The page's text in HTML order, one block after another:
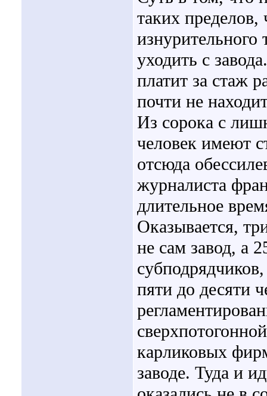
таких пределов,
изнурительного
уходить с
платит за стаж
почти не
Из сорока с
человек имеют
отсюда
журналиста
длительное
Оказывается,
не сам завод, а
пяти до десяти
карликовых
заводе. Туда и